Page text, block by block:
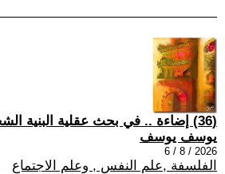
(36) إضاءة .. في بحث عقلية البنية الشخصية للفرد
يوسف يوسف
2026 / 8 / 6
الفلسفة ,علم النفس , وعلم الاجتماع